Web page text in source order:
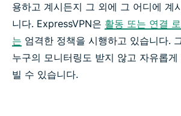
용하고 계시든지 그 외에 그 어디에 계
니다. ExpressVPN은 활동 또는 연결
는 엄격한 정책을 시행하고 있습니다.
누구의 모니터링도 받지 않고 자유롭
빌 수 있습니다.